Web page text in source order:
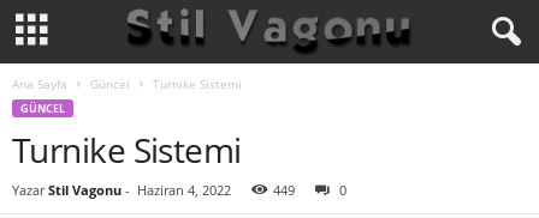
Ana Sayfa Güncel Turnike Sistemi
GÜNCEL
Turnike Sistemi
Yazar Stil Vagonu - Haziran 4, 2022 449 0